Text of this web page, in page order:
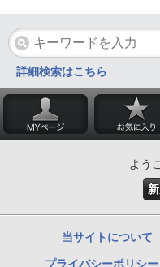
詳細検索はこちら
よう
当サイトについて
プライバシーポリシー